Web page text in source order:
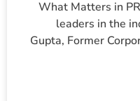
“What Matters in
leaders in the
Gupta, Former